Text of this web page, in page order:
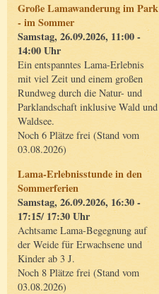
Große Lamawanderung im Park
- im Sommer
Samstag, 26.09.2026, 11:00 -
14:00 Uhr
Ein entspanntes Lama-Erlebnis
mit viel Zeit und einem großen
Rundweg durch die Natur- und
Parklandschaft inklusive Wald und
Waldsee.
Noch 6 Plätze frei (Stand vom
03.08.2026)
Lama-Erlebnisstunde in den
Sommerferien
Samstag, 26.09.2026, 16:30 -
17:15/ 17:30 Uhr
Achtsame Lama-Begegnung auf
der Weide für Erwachsene und
Kinder ab 3 J.
Noch 8 Plätze frei (Stand vom
03.08.2026)